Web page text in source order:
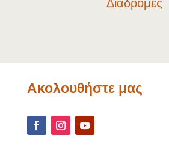
Ακολουθήστε μας